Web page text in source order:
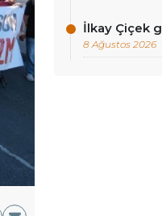
İlkay Çiçek
8 Ağustos 2026